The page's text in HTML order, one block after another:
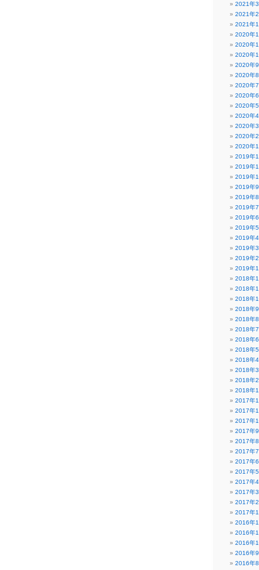
2021年3
2021年2
2021年1
2020年
2020年
2020年
2020年9
2020年8
2020年7
2020年6
2020年5
2020年4
2020年3
2020年2
2020年1
2019年
2019年
2019年
2019年9
2019年8
2019年7
2019年6
2019年5
2019年4
2019年3
2019年2
2019年1
2018年
2018年
2018年
2018年9
2018年8
2018年7
2018年6
2018年5
2018年4
2018年3
2018年2
2018年1
2017年
2017年
2017年
2017年9
2017年8
2017年7
2017年6
2017年5
2017年4
2017年3
2017年2
2017年1
2016年
2016年
2016年
2016年9
2016年8